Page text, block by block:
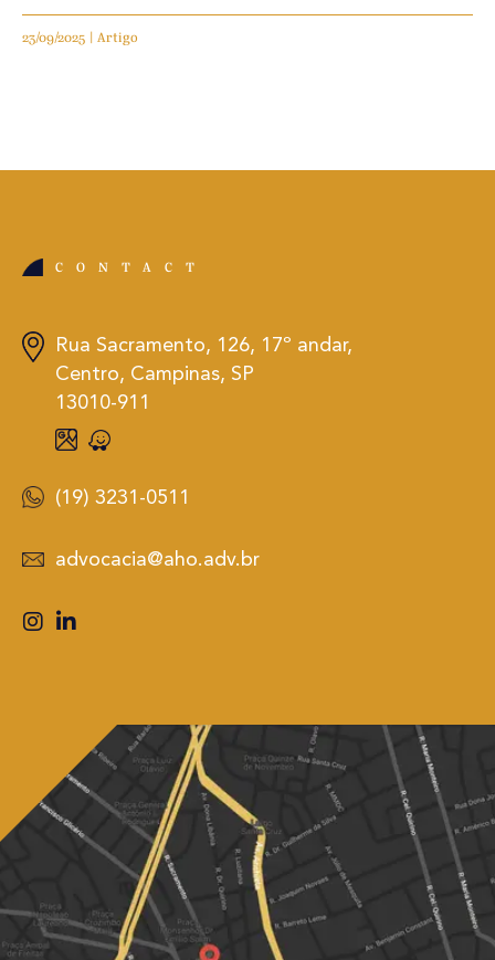
23/09/2025 | Artigo
CONTACT
Rua Sacramento, 126, 17º andar,
Centro, Campinas, SP
13010-911
(19) 3231-0511
advocacia@aho.adv.br